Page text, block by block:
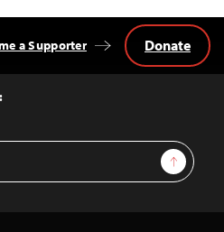
Sign Up
a Supporter Donate